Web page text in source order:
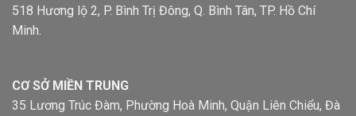
518 Hương lộ 2, P. Bình Trị Đông, Q. Bình Tân, TP. Hồ Chí
Minh.
CƠ SỞ MIỀN TRUNG
35 Lương Trúc Đàm, Phường Hoà Minh, Quận Liên Chiểu, Đà